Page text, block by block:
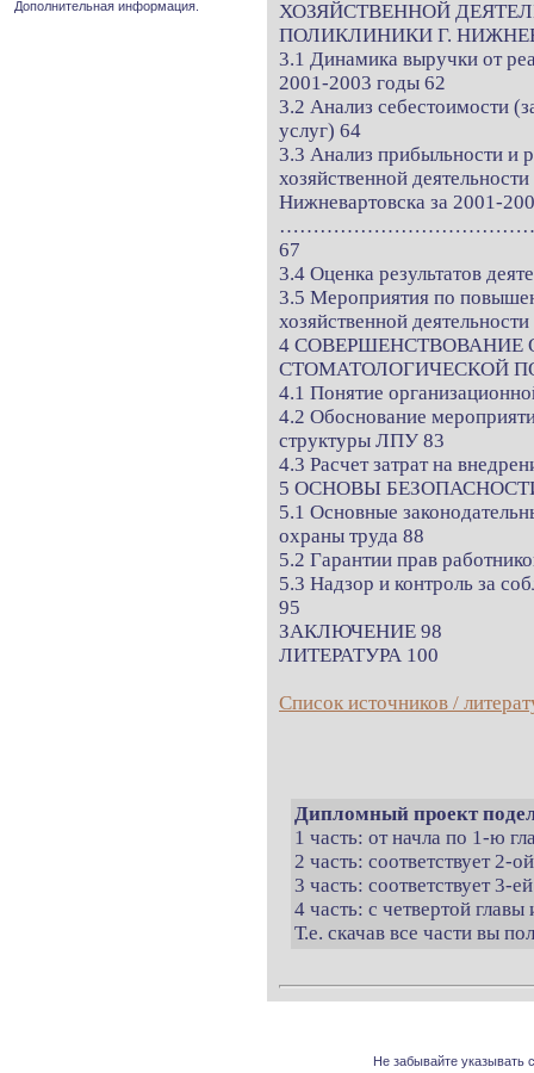
Дополнительная информация.
ХОЗЯЙСТВЕННОЙ
ПОЛИКЛИНИКИ Г.
3.1 Динамика выручки от
2001-2003 годы 62
3.2 Анализ себестоимости
услуг) 64
3.3 Анализ прибыльности и
хозяйственной
Нижневартовска за 2001-
67
3.4 Оценка результатов
3.5 Мероприятия по
хозяйственной
4 СОВЕРШЕНСТВОВАНИЕ
СТОМАТОЛОГИЧЕСКОЙ
4.1 Понятие
4.2 Обоснование
структуры ЛПУ 83
4.3 Расчет затрат на
5 ОСНОВЫ
5.1 Основные
охраны труда 88
5.2 Гарантии прав
5.3 Надзор и контроль за
95
ЗАКЛЮЧЕНИЕ 98
ЛИТЕРАТУРА 100
Список источников /
Дипломный проект
1 часть: от начла по 1-ю
2 часть: соответствует 2-
3 часть: соответствует 3-
4 часть: с четвертой
Т.е. скачав все части вы
Не забывайте указывать